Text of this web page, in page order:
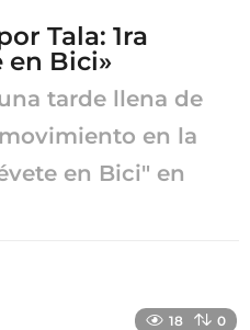
Tala: 1ra
en Bici»
tarde llena de
en la
en Bici" en
18 0